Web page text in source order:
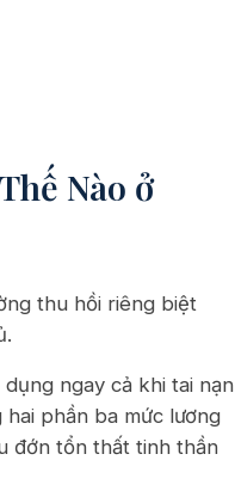
Nào ở
thu hồi riêng biệt
ngay cả khi tai nạn
phần ba mức lương
đớn tổn thất tinh thần